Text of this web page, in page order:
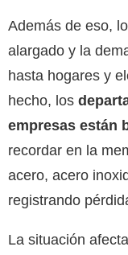
Además de eso,
alargado y la
hasta hogares y
hecho, los
empresas están
recordar en la
acero, acero
registrando
La situación